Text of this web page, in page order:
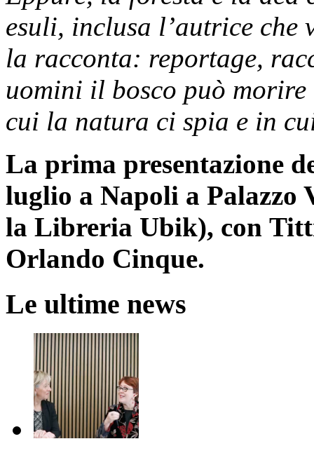
esuli, inclusa l’autrice
la racconta: reportage,
uomini il bosco può
cui la natura ci spia e in
La prima presentazione
luglio a Napoli a Palazzo
la Libreria Ubik), con
Orlando Cinque.
Le ultime news